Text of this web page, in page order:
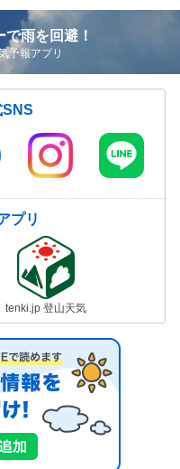
雨を回避！
予報アプリ
プリ
tenki.jp 登山天気